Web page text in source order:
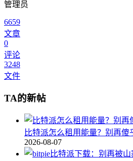
管理员
6659
文章
0
评论
3248
文件
TA的新帖
比特派怎么租用能量？别再傻
2026-08-07